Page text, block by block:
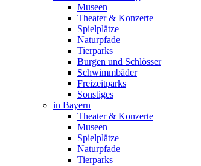
Museen
Theater & Konzerte
Spielplätze
Naturpfade
Tierparks
Burgen und Schlösser
Schwimmbäder
Freizeitparks
Sonstiges
in Bayern
Theater & Konzerte
Museen
Spielplätze
Naturpfade
Tierparks